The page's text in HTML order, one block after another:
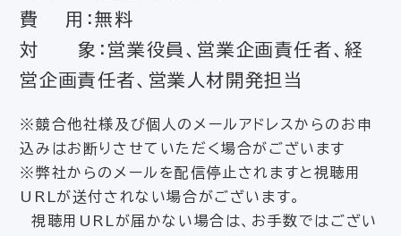
費 用：無料
対 象：営業役員、営業企画責任者、経
営企画責任者、営業人材開発担当
※競合他社様及び個人のメールアドレスからのお申
込みはお断りさせていただく場合がございます
※弊社からのメールを配信停止されますと視聴用
URLが送付されない場合がございます。
視聴用URLが届かない場合は、お手数ではござい